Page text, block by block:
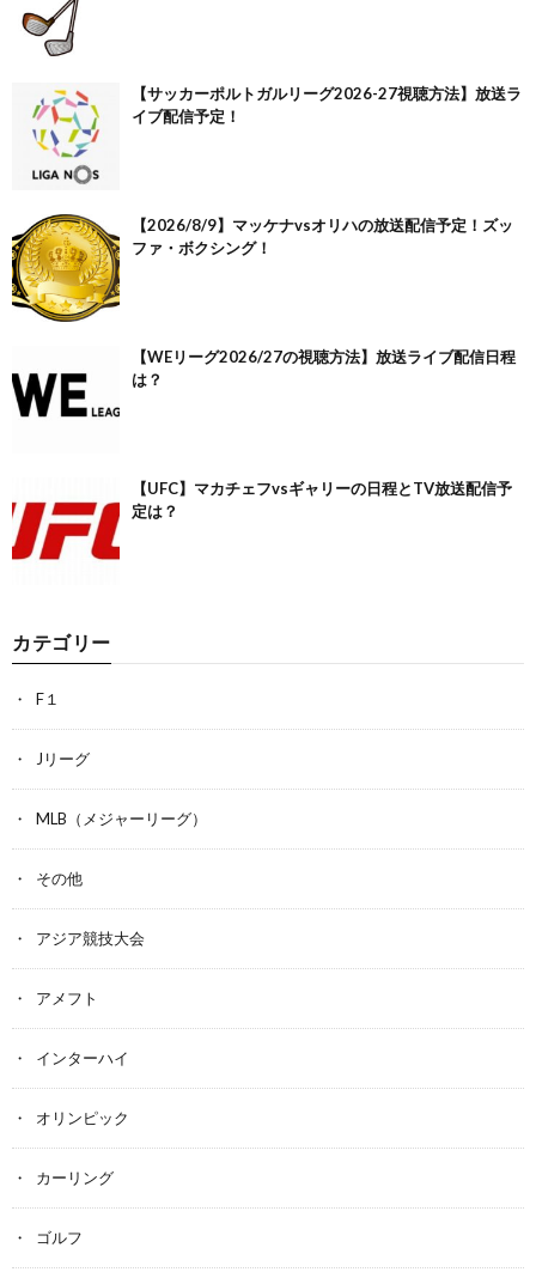
【サッカーポルトガルリーグ2026-27視聴方法】放送ラ
イブ配信予定！
【2026/8/9】マッケナvsオリハの放送配信予定！ズッ
ファ・ボクシング！
【WEリーグ2026/27の視聴方法】放送ライブ配信日程
は？
【UFC】マカチェフvsギャリーの日程とTV放送配信予
定は？
カテゴリー
F１
Jリーグ
MLB（メジャーリーグ）
その他
アジア競技大会
アメフト
インターハイ
オリンピック
カーリング
ゴルフ